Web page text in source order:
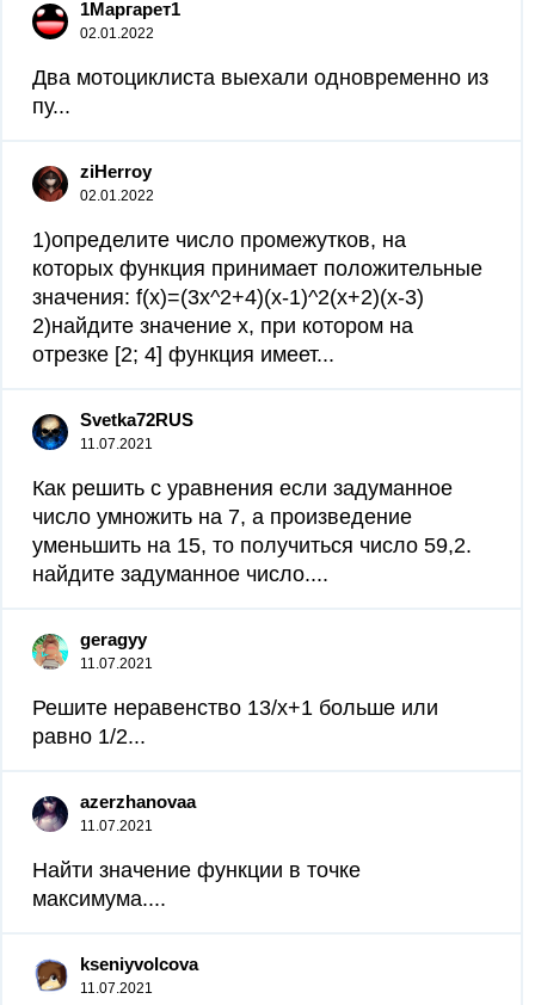
1Маргарет1
02.01.2022
Два мотоциклиста выехали одновременно из
пу...
ziHerroy
02.01.2022
1)определите число промежутков, на
которых функция принимает положительные
значения: f(x)=(3x^2+4)(x-1)^2(x+2)(x-3)
2)найдите значение x, при котором на
отрезке [2; 4] функция имеет...
Svetka72RUS
11.07.2021
Как решить с уравнения если задуманное
число умножить на 7, а произведение
уменьшить на 15, то получиться число 59,2.
найдите задуманное число....
geragyy
11.07.2021
Решите неравенство 13/x+1 больше или
равно 1/2...
azerzhanovaa
11.07.2021
Найти значение функции в точке
максимума....
kseniyvolcova
11.07.2021